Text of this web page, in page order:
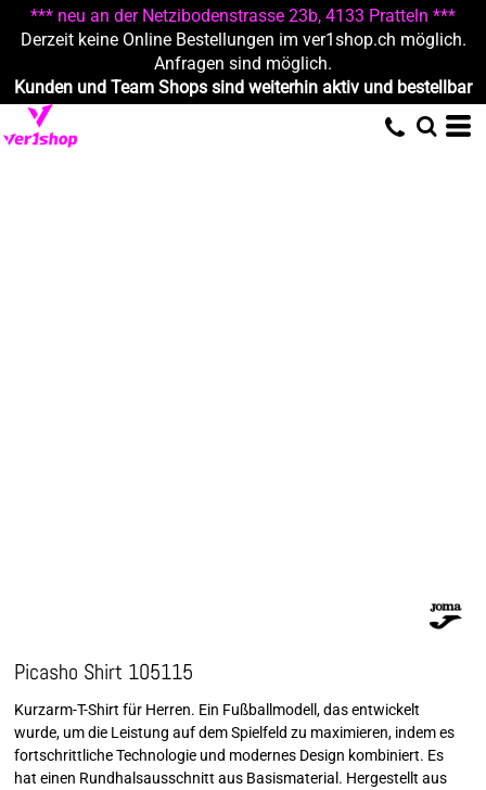
*** neu an der Netzibodenstrasse 23b, 4133 Pratteln ***
Derzeit keine Online Bestellungen im ver1shop.ch möglich.
Anfragen sind möglich.
Kunden und Team Shops sind weiterhin aktiv und bestellbar
Picasho Shirt 105115
Kurzarm-T-Shirt für Herren. Ein Fußballmodell, das entwickelt
wurde, um die Leistung auf dem Spielfeld zu maximieren, indem es
fortschrittliche Technologie und modernes Design kombiniert. Es
hat einen Rundhalsausschnitt aus Basismaterial. Hergestellt aus